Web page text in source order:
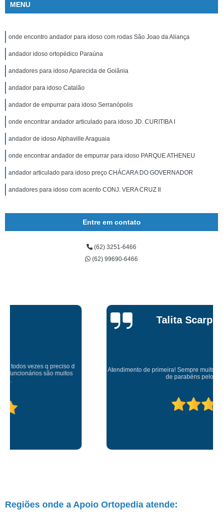
MENU
onde encontro andador para idoso com rodas São Joao da Aliança
andador idoso ortopédico Paraúna
andadores para idoso Aparecida de Goiânia
andador para idoso Catalão
andador de empurrar para idoso Serranópolis
onde encontrar andador articulado para idoso JD. CURITIBA I
andador de idoso Alphaville Araguaia
onde encontrar andador de empurrar para idoso PARQUE ATHENEU
andador articulado para idoso preço CHÁCARA DO GOVERNADOR
andadores para idoso com acento CONJ. VERA CRUZ II
Entre em contato
(62) 3251-6466
(62) 99690-6466
Talita Scarpini
Atendimento de primeira! Sempre muito atenciosos com a gente, Silvete tá
de parabéns pelo atendimento.
Regiões onde a Apoio Ortopedia atende: